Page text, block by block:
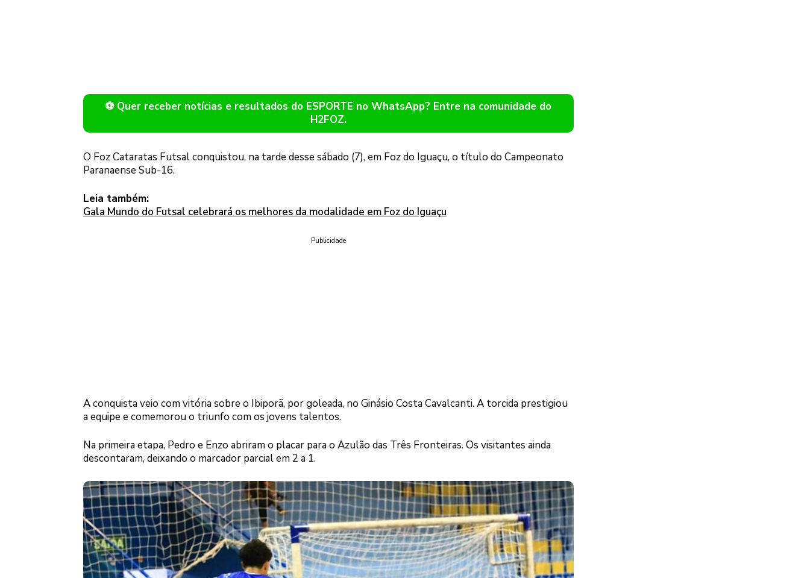
⚽ Quer receber notícias e resultados do ESPORTE no WhatsApp? Entre na comunidade do
H2FOZ.
O Foz Cataratas Futsal conquistou, na tarde desse sábado (7), em Foz do Iguaçu, o título do Campeonato
Paranaense Sub-16.
Leia também:
Gala Mundo do Futsal celebrará os melhores da modalidade em Foz do Iguaçu
Publicidade
A conquista veio com vitória sobre o Ibiporã, por goleada, no Ginásio Costa Cavalcanti. A torcida prestigiou
a equipe e comemorou o triunfo com os jovens talentos.
Na primeira etapa, Pedro e Enzo abriram o placar para o Azulão das Três Fronteiras. Os visitantes ainda
descontaram, deixando o marcador parcial em 2 a 1.